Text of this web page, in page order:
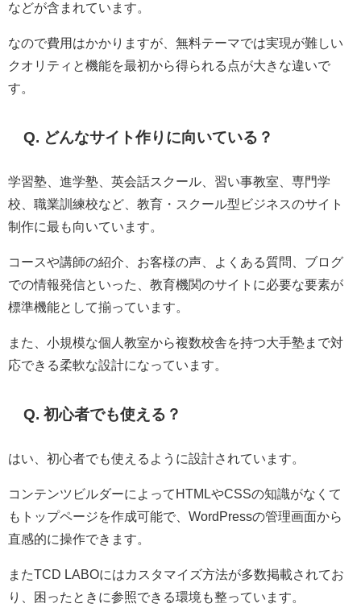
などが含まれています。
なので費用はかかりますが、無料テーマでは実現が難しい
クオリティと機能を最初から得られる点が大きな違いで
す。
Q. どんなサイト作りに向いている？
学習塾、進学塾、英会話スクール、習い事教室、専門学
校、職業訓練校など、教育・スクール型ビジネスのサイト
制作に最も向いています。
コースや講師の紹介、お客様の声、よくある質問、ブログ
での情報発信といった、教育機関のサイトに必要な要素が
標準機能として揃っています。
また、小規模な個人教室から複数校舎を持つ大手塾まで対
応できる柔軟な設計になっています。
Q. 初心者でも使える？
はい、初心者でも使えるように設計されています。
コンテンツビルダーによってHTMLやCSSの知識がなくて
もトップページを作成可能で、WordPressの管理画面から
直感的に操作できます。
またTCD LABOにはカスタマイズ方法が多数掲載されてお
り、困ったときに参照できる環境も整っています。